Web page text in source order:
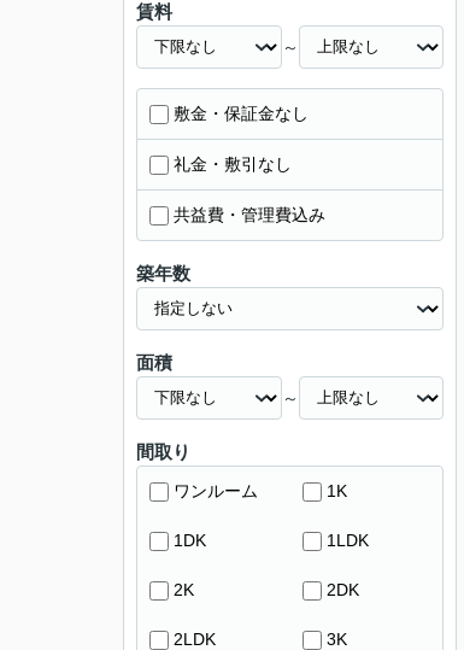
賃料
～
敷金・保証金なし
礼金・敷引なし
共益費・管理費込み
築年数
面積
～
間取り
ワンルーム 1K
1DK 1LDK
2K 2DK
2LDK 3K